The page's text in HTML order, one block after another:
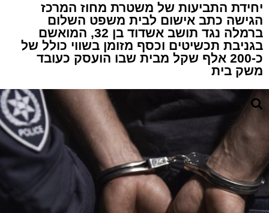
יחידת התביעות של משטרת מחוז המרכז
הגישה כתב אישום לבית משפט השלום
ברמלה נגד תושב אשדוד בן 32, המואשם
בגניבת תכשיטים וכסף מזומן בשווי כולל של
כ-200 אלף שקל מבית שבו הועסק כעובד
משק בית